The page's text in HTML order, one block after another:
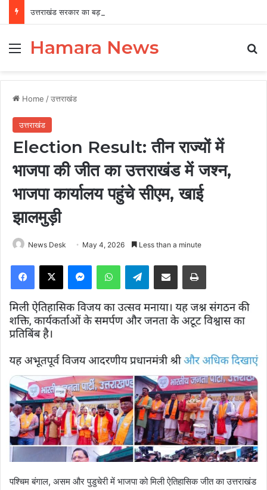
MenuHamara News
Home /उत्तराखंड
उत्तराखंड
Election Result: तीन राज्यों में
भाजपा की जीत का उत्तराखंड में जश्न,
भाजपा कार्यालय पहुंचे सीएम, खाई
झालमुड़ी
News Desk May 4, 2026 Less than a minute
Facebook
X MessengerWhatsAppTelegramShare via Email Print
पश्चिम बंगाल, असम और पुडुचेरी में भाजपा को मिली ऐतिहासिक जीत का उत्तराखंड